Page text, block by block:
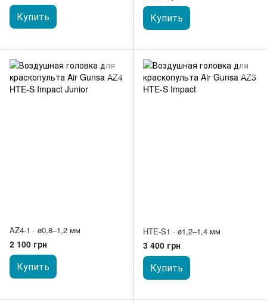
Купить Купить
AZ4-1 · ø0,8–1,2 мм
2 100 грн
Купить
HTE-S1 · ø1,2–1,4 мм
3 400 грн
Купить